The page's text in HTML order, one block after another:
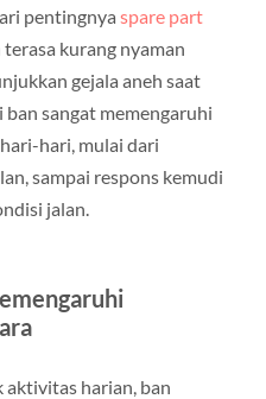
pentingnya spare part
kurang nyaman
gejala aneh saat
sangat memengaruhi
hari, mulai dari
sampai respons kemudi
jalan.
aktivitas harian, ban